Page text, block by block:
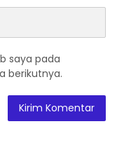
saya pada
berikutnya.